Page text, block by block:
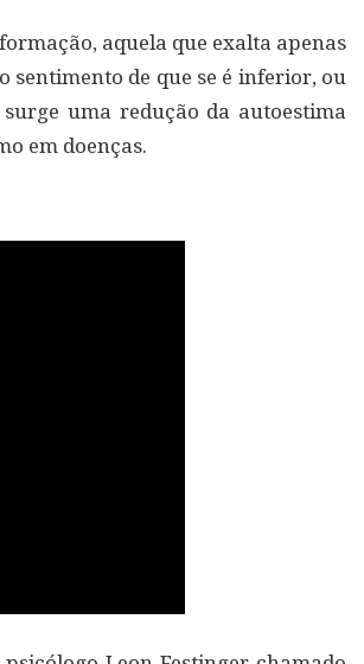
aquela que exalta apenas
sentimento de que se é inferior, ou
uma redução da autoestima
em doenças.